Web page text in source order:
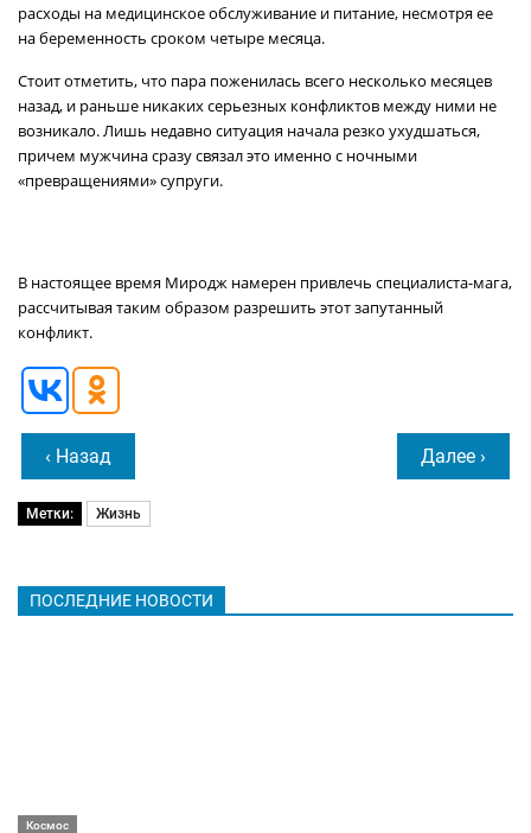
расходы на медицинское обслуживание и питание, несмотря ее
на беременность сроком четыре месяца.
Стоит отметить, что пара поженилась всего несколько месяцев
назад, и раньше никаких серьезных конфликтов между ними не
возникало. Лишь недавно ситуация начала резко ухудшаться,
причем мужчина сразу связал это именно с ночными
«превращениями» супруги.
В настоящее время Миродж намерен привлечь специалиста-мага,
рассчитывая таким образом разрешить этот запутанный
конфликт.
‹ Назад Далее ›
Метки: Жизнь
ПОСЛЕДНИЕ НОВОСТИ
Космос